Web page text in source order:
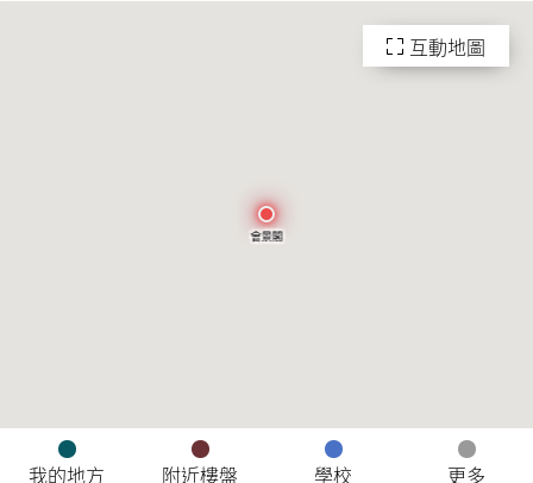
會景閣
我的地方 附近樓盤 學校 更多
互動地圖